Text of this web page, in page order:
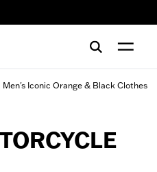
Men's Iconic Orange & Black Clothes